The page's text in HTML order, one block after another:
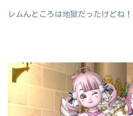
レムんところは地獄だったけどね